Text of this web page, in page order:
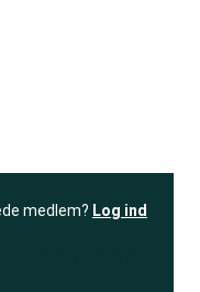
medlem? Log ind